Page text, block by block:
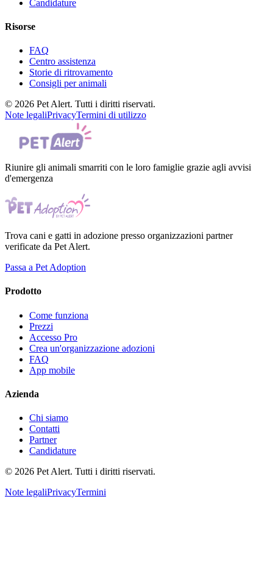
Candidature
Risorse
FAQ
Centro assistenza
Storie di ritrovamento
Consigli per animali
© 2026 Pet Alert. Tutti i diritti riservati.
Note legaliPrivacyTermini di utilizzo
Riunire gli animali smarriti con le loro famiglie grazie agli avvisi
d'emergenza
Trova cani e gatti in adozione presso organizzazioni partner
verificate da Pet Alert.
Passa a Pet Adoption
Prodotto
Come funziona
Prezzi
Accesso Pro
Crea un'organizzazione adozioni
FAQ
App mobile
Azienda
Chi siamo
Contatti
Partner
Candidature
© 2026 Pet Alert. Tutti i diritti riservati.
Note legaliPrivacyTermini